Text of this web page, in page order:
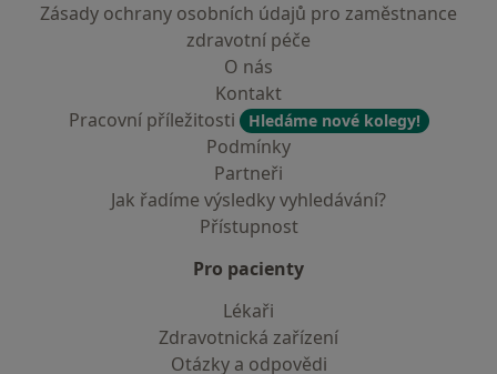
Zásady ochrany osobních údajů pro zaměstnance
zdravotní péče
O nás
Kontakt
Pracovní příležitosti
Hledáme nové kolegy!
Podmínky
Partneři
Jak řadíme výsledky vyhledávání?
Přístupnost
Pro pacienty
Lékaři
Zdravotnická zařízení
Otázky a odpovědi